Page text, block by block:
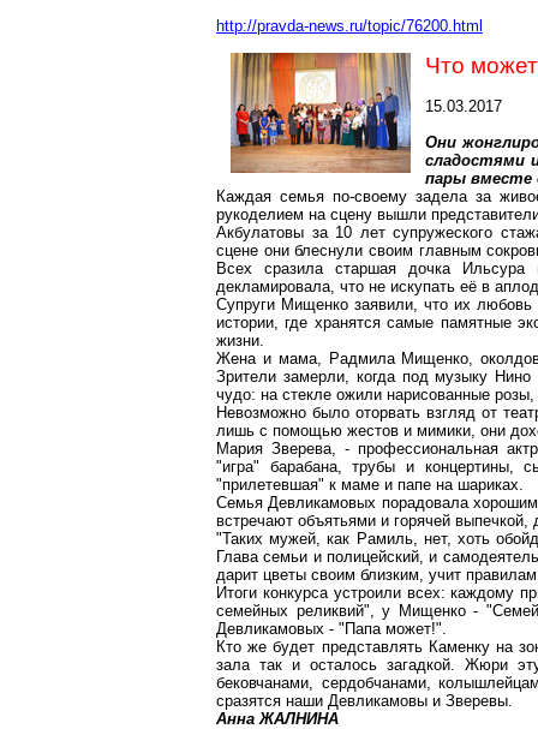
http://pravda-news.ru/topic/76200.html
Что
15.03.2017
Они
сладостями
пары вместе
Каждая семья по-своему задела за
рукоделием на сцену вышли
Акбулатовы за 10 лет супружеского
сцене они блеснули своим главным
Всех сразила старшая дочка
Ильсура
декламировала, что не искупать её в
Супруги Мищенко заявили, что их
истории, где хранятся самые памятные
жизни.
Жена и мама, РадмилаМищенко,
Зрители замерли, когда под музыку Нино
чудо: на стекле ожили нарисованные
Невозможно было оторвать взгляд от
лишь с помощью жестов и мимики, они
Мария Зверева, - профессиональная
"игра" барабана, трубы и концертины,
"прилетевшая" к маме и папе на шариках.
СемьяДевликамовых порадовала
встречают объятьями и горячей
"Таких мужей, как Рамиль, нет, хоть
Глава семьи и полицейский, и
дарит цветы своим близким, учит
Итоги конкурса устроили всех: каждому
семейных реликвий", у Мищенко -
Девликамовых - "Папа может!".
Кто же будет представлять Каменку на
зала так и осталось загадкой. Жюри
бековчанами, сердобчанами,
сразятся наши Девликамовы и Зверевы.
Анна ЖАЛНИНА